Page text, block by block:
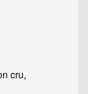
cru,